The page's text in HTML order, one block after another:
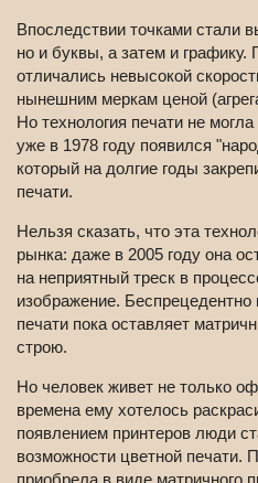
Впоследствии точками стали
но и буквы, а затем и
отличались невысокой
нынешним меркам ценой
Но технология печати не
уже в 1978 году появился
который на долгие годы
печати.
Нельзя сказать, что эта
рынка: даже в 2005 году она
на неприятный треск в
изображение. Беспрецедентно
печати пока оставляет
строю.
Но человек живет не только
времена ему хотелось
появлением принтеров люди
возможности цветной печати.
приобрела в виде матричного